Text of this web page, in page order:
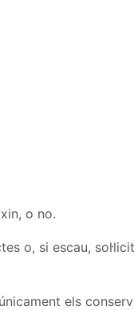
o no.
o, si escau,
els